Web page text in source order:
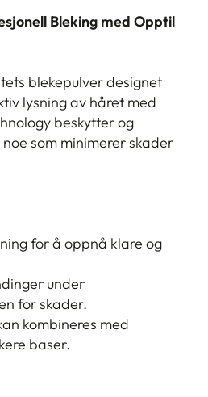
Bleking med Opptil
blekepulver designet
lysning av håret med
beskytter og
som minimerer skader
for å oppnå klare og
under
for skader.
kombineres med
baser.